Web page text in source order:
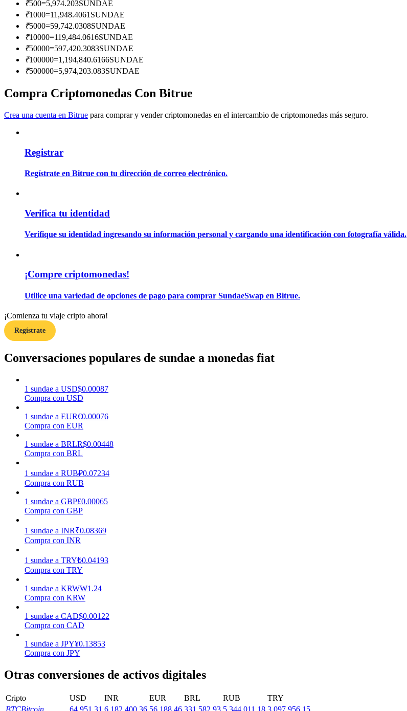
Conviértete en un Trader de Copia
Disfruta del reparto de beneficios y comisiones de copy trading
Información
Análisis de big data que incluye información comercial, etc.
Guía
Guía de inicio de futuros
Estrategias comerciales
Aprenda cómo mantenerse rentable
Gana recompensas competitivas diariamente
₹500=5,974.203SUNDAE
₹1000=11,948.4061 SUNDAE
₹5000=59,742.0308SUNDAE
₹10000=119,484.0616SUNDAE
₹50000=597,420.3083SUNDAE
₹100000=1,194,840.6166SUNDAE
₹500000=5,974,203.083SUNDAE
Compra Criptomonedas Con Bitrue
Crea una cuenta en Bitrue para comprar y vender criptomonedas en el intercambio de criptomonedas más seguro.
Registrar
Regístrate en Bitrue con tu dirección de correo electrónico.
Verifica tu identidad
Verifique su identidad ingresando su información personal y cargando una identificación con fotografía válida.
¡Compre criptomonedas!
Utilice una variedad de opciones de pago para comprar SundaeSwap en Bitrue.
¡Comienza tu viaje cripto ahora!
Regístrate
Conversaciones populares de sundae a monedas fiat
1 sundae a USD$0.00087
Compra con USD
1 sundae a EUR€0.00076
Compra con EUR
1 sundae a BRLR$0.00448
Compra con BRL
1 sundae a RUB₽0.07234
Compra con RUB
1 sundae a GBP£0.00065
Compra con GBP
1 sundae a INR₹0.08369
Compra con INR
1 sundae a TRY₺0.04193
Compra con TRY
1 sundae a KRW₩1.24
Compra con KRW
1 sundae a CAD$0.00122
Compra con CAD
1 sundae a JPY¥0.13853
Compra con JPY
Otras conversiones de activos digitales
Cripto USD INR EUR BRL RUB
TRY
BTCBitcoin 64,951.31 6,182,400.36 56,188.46 331,582.93 5,344,011.18 3,097,956.15